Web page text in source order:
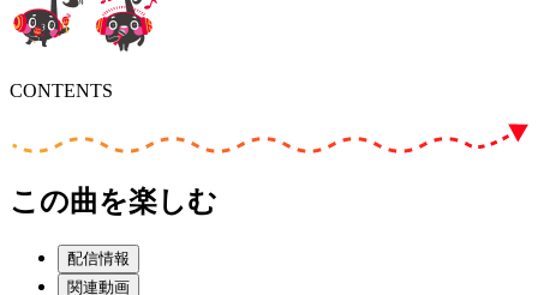
CONTENTS
この曲を楽しむ
配信情報
関連動画